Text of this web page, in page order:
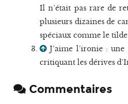
Il n’était pas rare de
plusieurs dizaines de
spéciaux comme le tilde
J’aime l’ironie :
critiquant les dérives
Commentaires